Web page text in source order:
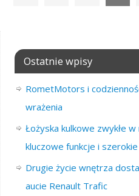
Ostatnie wpisy
RometMotors i
wrażenia
Łożyska kulkowe zwykłe
kluczowe funkcje i
Drugie życie wnętrza
aucie Renault Trafic